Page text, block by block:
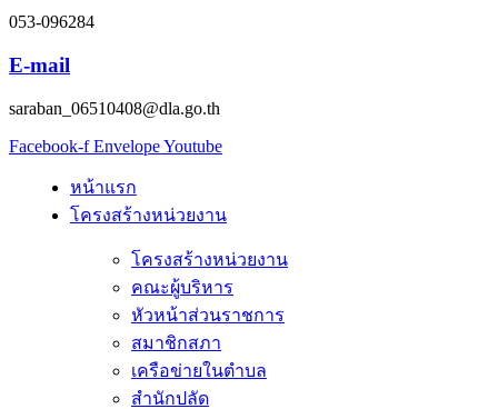
053-096284
E-mail
saraban_06510408@dla.go.th
Facebook-f EnvelopeYoutube
หน้าแรก
โครงสร้างหน่วยงาน
โครงสร้างหน่วยงาน
คณะผู้บริหาร
หัวหน้าส่วนราชการ
สมาชิกสภา
เครือข่ายในตำบล
สำนักปลัด